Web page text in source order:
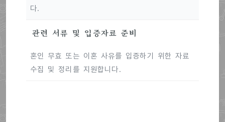
다.
관련 서류 및 입증자료 준비
혼인 무효 또는 이혼 사유를 입증하기 위한 자료
수집 및 정리를 지원합니다.